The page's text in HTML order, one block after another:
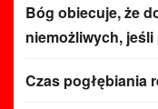
Bóg obiecuje, że
niemożliwych, jeśli
Czas pogłębiania